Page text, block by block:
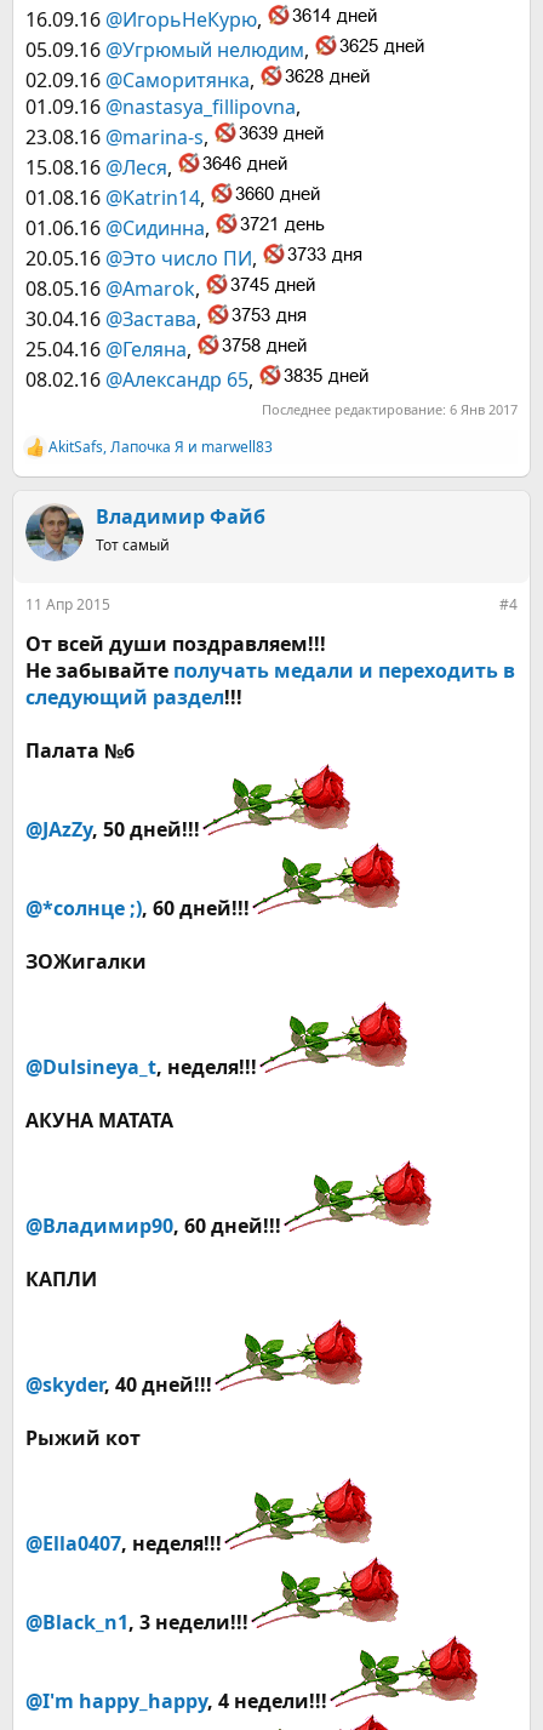
16.09.16 @ИгорьНеКурю,
05.09.16 @Угрюмый нелюдим,
02.09.16 @Саморитянка,
01.09.16 @nastasya_fillipovna,
23.08.16 @marina-s,
15.08.16 @Леся,
01.08.16 @Katrin14,
01.06.16 @Сидинна,
20.05.16 @Это число ПИ,
08.05.16 @Amarok,
30.04.16 @Застава,
25.04.16 @Геляна,
08.02.16 @Александр 65,
Последнее редактирование: 6 Янв 2017
Р
е
к
ц
и
AkitSafs,Лапочка Я и marwell83
Владимир Файб
Тот самый
11 Апр 2015 #4
От всей души поздравляем!!!
Не забывайте получать медали и переходить в
следующий раздел!!!
Палата №6
@JAzZy, 50 дней!!!
@*солнце ;), 60 дней!!!
ЗОЖигалки
@Dulsineya_t, неделя!!!
АКУНА МАТАТА
@Владимир90, 60 дней!!!
КАПЛИ
@skyder, 40 дней!!!
Рыжий кот
@Ella0407, неделя!!!
@Black_n1, 3 недели!!!
@I'm happy_happy, 4 недели!!!